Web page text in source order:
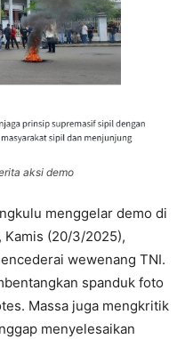
aksi demo
menggelar demo di
Kamis (20/3/2025),
wewenang TNI.
spanduk foto
Massa juga mengkritik
menyelesaikan